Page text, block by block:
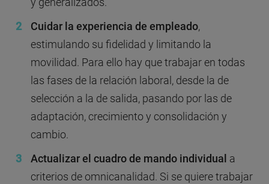
Cuidar la experiencia de empleado,
estimulando su fidelidad y limitando la
movilidad. Para ello hay que trabajar en todas
las fases de la relación laboral, desde la de
selección a la de salida, pasando por las de
adaptación, crecimiento y consolidación y
cambio.
Actualizar el cuadro de mando individual a
criterios de omnicanalidad. Si se quiere trabajar